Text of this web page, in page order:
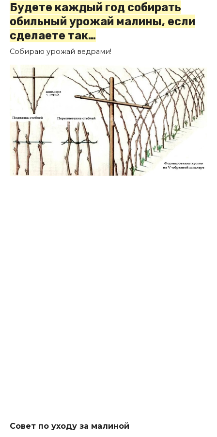
Будете каждый год собирать
обильный урожай малины, если
сделаете так…
Собираю урожай ведрами!
Совет по уходу за малиной